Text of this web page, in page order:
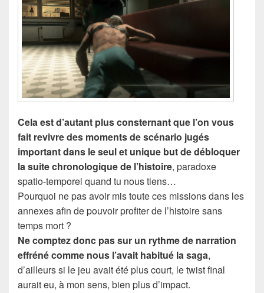
Cela est d’autant plus consternant que l’on vous
fait revivre des moments de scénario jugés
important dans le seul et unique but de débloquer
la suite chronologique de l’histoire, paradoxe
spatio-temporel quand tu nous tiens…
Pourquoi ne pas avoir mis toute ces missions dans les
annexes afin de pouvoir profiter de l’histoire sans
temps mort ?
Ne comptez donc pas sur un rythme de narration
effréné comme nous l’avait habitué la saga,
d’ailleurs si le jeu avait été plus court, le twist final
aurait eu, à mon sens, bien plus d’impact.